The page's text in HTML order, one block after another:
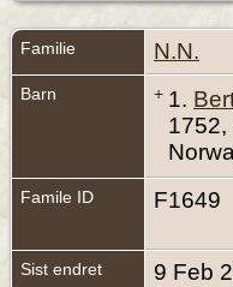
Familie N.N.
Barn + 1.
1752,
Famile ID F1649
Sist endret 9 Feb